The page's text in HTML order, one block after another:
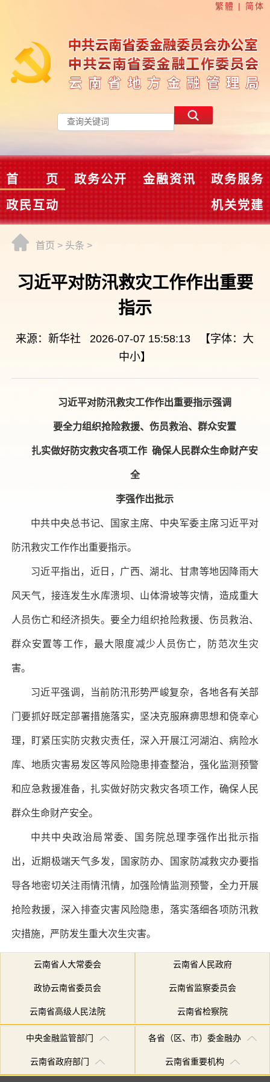
繁體 | 简体
首 页 政务公开 金融资讯
政务服务
政民互动
机关党建
首页 > 头条 >
习近平对防汛救灾工作作出重要
指示
来源：新华社 2026-07-07 15:58:13 【字体： 大
中小】
习近平对防汛救灾工作作出重要指示强调
要全力组织抢险救援、伤员救治、群众安置
扎实做好防灾救灾各项工作 确保人民群众生命财产安
全
李强作出批示
中共中央总书记、国家主席、中央军委主席习近平对
防汛救灾工作作出重要指示。
习近平指出，近日，广西、湖北、甘肃等地因降雨大
风天气，接连发生水库溃坝、山体滑坡等灾情，造成重大
人员伤亡和经济损失。要全力组织抢险救援、伤员救治、
群众安置等工作，最大限度减少人员伤亡，防范次生灾
害。
习近平强调，当前防汛形势严峻复杂，各地各有关部
门要抓好既定部署措施落实，坚决克服麻痹思想和侥幸心
理，盯紧压实防灾救灾责任，深入开展江河湖泊、病险水
库、地质灾害易发区等风险隐患排查整治，强化监测预警
和应急救援准备，扎实做好防灾救灾各项工作，确保人民
群众生命财产安全。
中共中央政治局常委、国务院总理李强作出批示指
出，近期极端天气多发，国家防办、国家防减救灾办要指
导各地密切关注雨情汛情，加强险情监测预警，全力开展
抢险救援，深入排查灾害风险隐患，落实落细各项防汛救
灾措施，严防发生重大次生灾害。
云南省人大常委会 云南省人民政府
政协云南省委员会 云南省监察委员会
云南省高级人民法院 云南省检察院
中央金融监管部门 各省（区、市）委金融办
云南省政府部门 云南省重要机构